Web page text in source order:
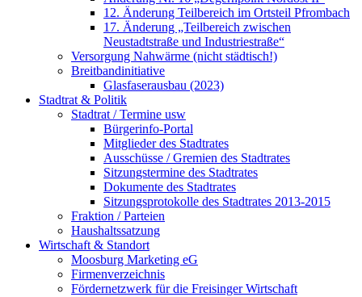
12. Änderung Teilbereich im Ortsteil Pfrombach
17. Änderung „Teilbereich zwischen
Neustadtstraße und Industriestraße“
Versorgung Nahwärme (nicht städtisch!)
Breitbandinitiative
Glasfaserausbau (2023)
Stadtrat & Politik
Stadtrat / Termine usw
Bürgerinfo-Portal
Mitglieder des Stadtrates
Ausschüsse / Gremien des Stadtrates
Sitzungstermine des Stadtrates
Dokumente des Stadtrates
Sitzungsprotokolle des Stadtrates 2013-2015
Fraktion / Parteien
Haushaltssatzung
Wirtschaft & Standort
Moosburg Marketing eG
Firmenverzeichnis
Fördernetzwerk für die Freisinger Wirtschaft